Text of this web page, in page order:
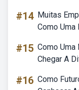
#14 Muitas
Como
#15 Como
Chegar A
#16 Como